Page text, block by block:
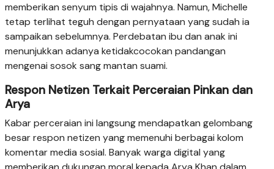
memberikan senyum tipis di wajahnya. Namun, Michelle
tetap terlihat teguh dengan pernyataan yang sudah ia
sampaikan sebelumnya. Perdebatan ibu dan anak ini
menunjukkan adanya ketidakcocokan pandangan
mengenai sosok sang mantan suami.
Respon Netizen Terkait Perceraian Pinkan dan
Arya
Kabar perceraian ini langsung mendapatkan gelombang
besar respon netizen yang memenuhi berbagai kolom
komentar media sosial. Banyak warga digital yang